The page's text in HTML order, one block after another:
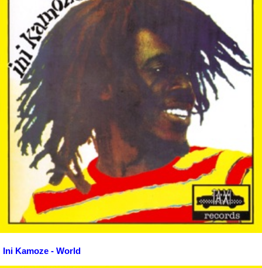
Ini Kamoze - World